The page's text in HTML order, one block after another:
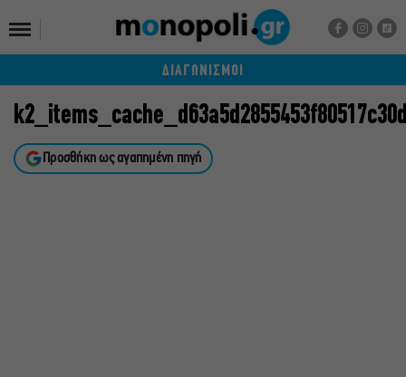
ΔΙΑΓΩΝΙΣΜΟΙ
Προσθήκη ως αγαπημένη πηγή